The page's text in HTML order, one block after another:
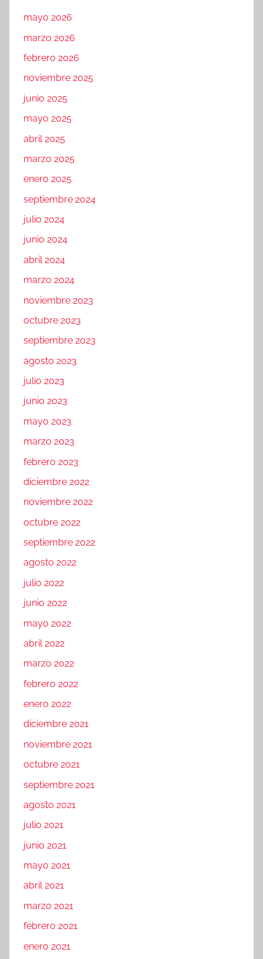
mayo 2026
marzo 2026
febrero 2026
noviembre 2025
junio 2025
mayo 2025
abril 2025
marzo 2025
enero 2025
septiembre 2024
julio 2024
junio 2024
abril 2024
marzo 2024
noviembre 2023
octubre 2023
septiembre 2023
agosto 2023
julio 2023
junio 2023
mayo 2023
marzo 2023
febrero 2023
diciembre 2022
noviembre 2022
octubre 2022
septiembre 2022
agosto 2022
julio 2022
junio 2022
mayo 2022
abril 2022
marzo 2022
febrero 2022
enero 2022
diciembre 2021
noviembre 2021
octubre 2021
septiembre 2021
agosto 2021
julio 2021
junio 2021
mayo 2021
abril 2021
marzo 2021
febrero 2021
enero 2021